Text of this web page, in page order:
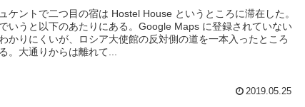
ケントで二つ目の宿は Hostel House というところに滞在した。
いうと以下のあたりにある。Google Maps に登録されていない
かりにくいが、ロシア大使館の反対側の道を一本入ったところ
。大通りからは離れて...
2019.05.25